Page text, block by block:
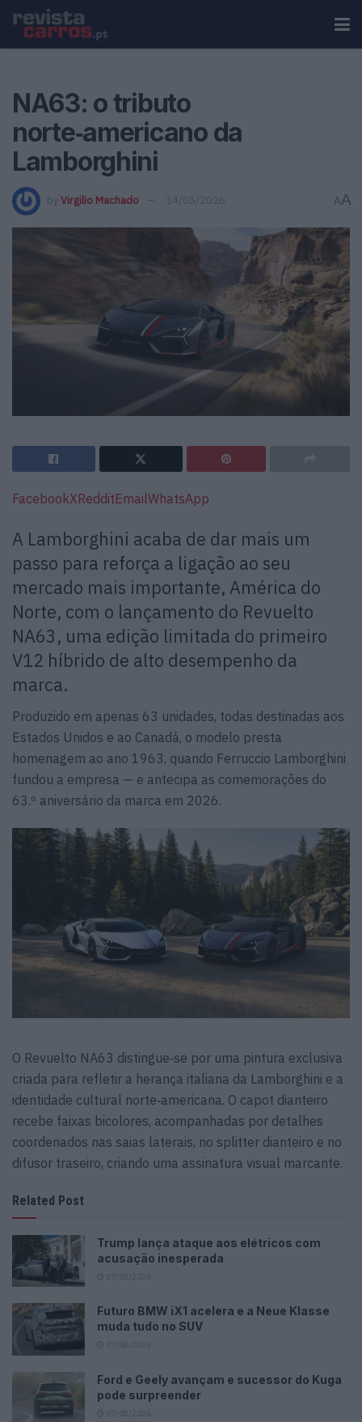
NA63: o tributo
norte‑americano da
Lamborghini
by Virgilio Machado 14/05/2026 AA
FacebookXRedditEmailWhatsApp
A Lamborghini acaba de dar mais um
passo para reforça a ligação ao seu
mercado mais importante, América do
Norte, com o lançamento do Revuelto
NA63, uma edição limitada do primeiro
V12 híbrido de alto desempenho da
marca.
Produzido em apenas 63 unidades, todas destinadas aos
Estados Unidos e ao Canadá, o modelo presta
homenagem ao ano 1963, quando Ferruccio Lamborghini
fundou a empresa — e antecipa as comemorações do
63.º aniversário da marca em 2026.
O Revuelto NA63 distingue‑se por uma pintura exclusiva
criada para refletir a herança italiana da Lamborghini e a
identidade cultural norte‑americana. O capot dianteiro
recebe faixas bicolores, acompanhadas por detalhes
coordenados nas saias laterais, no splitter dianteiro e no
difusor traseiro, criando uma assinatura visual marcante.
Related Post
Trump lança ataque aos elétricos com
acusação inesperada
Futuro BMW iX1 acelera e a Neue Klasse
muda tudo no SUV
Ford e Geely avançam e sucessor do Kuga
pode surpreender